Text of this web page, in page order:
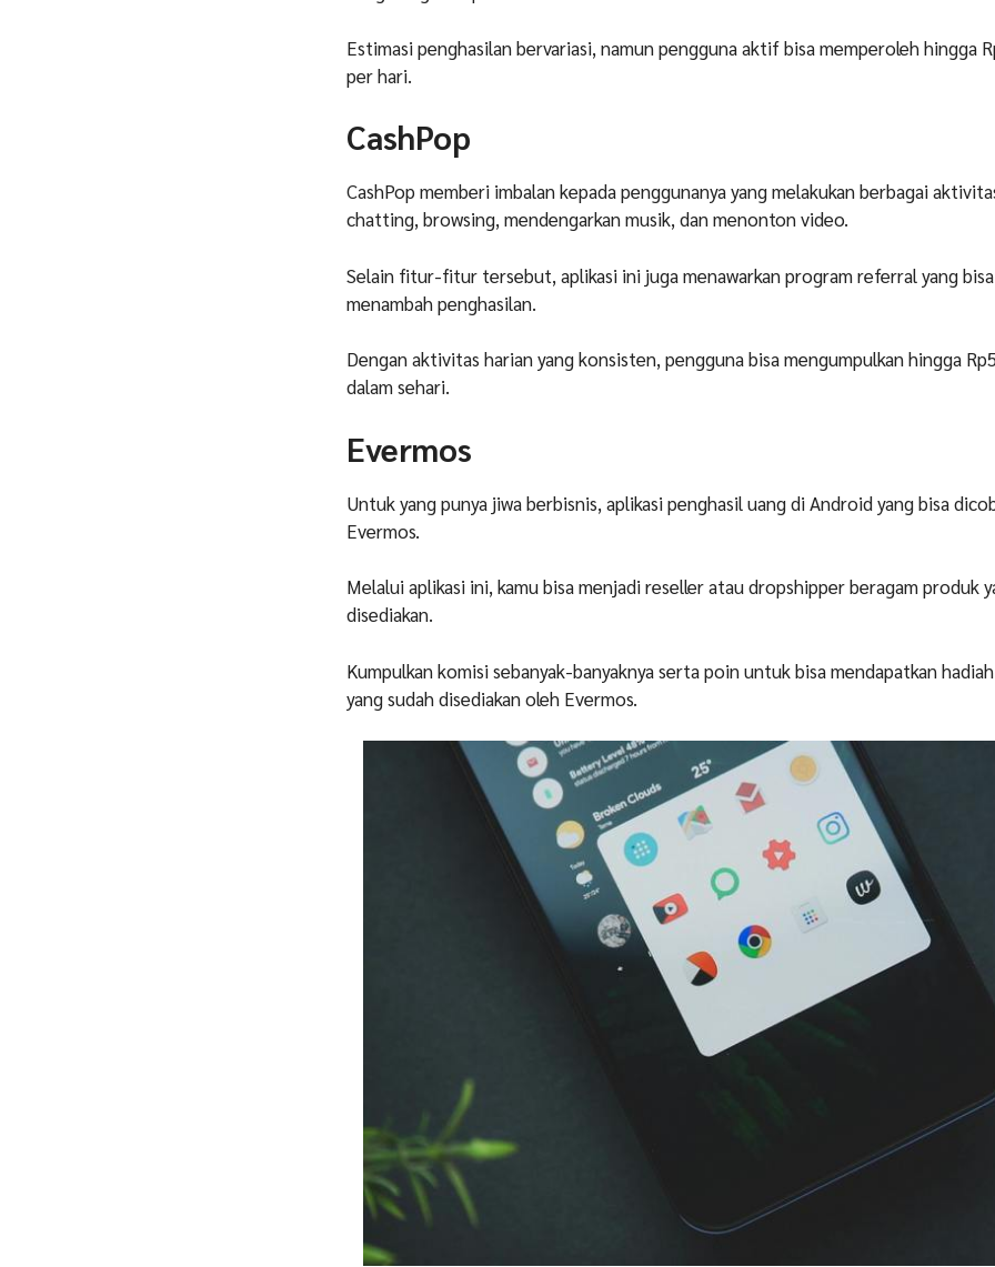
Estimasi penghasilan bervariasi, namun pengguna aktif bisa memperoleh hingga
per hari.
CashPop
CashPop memberi imbalan kepada penggunanya yang melakukan berbagai
chatting, browsing, mendengarkan musik, dan menonton video.
Selain fitur-fitur tersebut, aplikasi ini juga menawarkan program referral yang bisa
menambah penghasilan.
Dengan aktivitas harian yang konsisten, pengguna bisa mengumpulkan hingga
dalam sehari.
Evermos
Untuk yang punya jiwa berbisnis, aplikasi penghasil uang di Android yang bisa
Evermos.
Melalui aplikasi ini, kamu bisa menjadi reseller atau dropshipper beragam produk
disediakan.
Kumpulkan komisi sebanyak-banyaknya serta poin untuk bisa mendapatkan
yang sudah disediakan oleh Evermos.